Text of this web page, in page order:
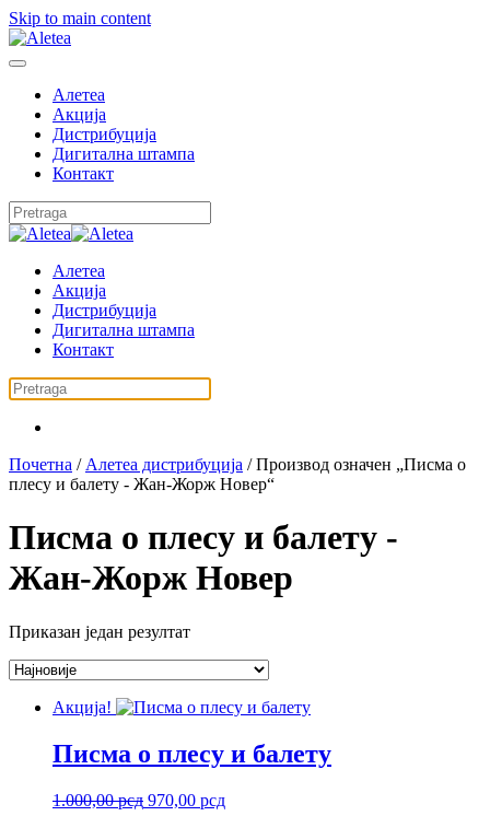
Skip to main content
Алетеа
Акција
Дистрибуција
Дигитална штампа
Контакт
Алетеа
Акција
Дистрибуција
Дигитална штампа
Контакт
Почетна / Алетеа дистрибуција / Производ oзначен „Писма о
плесу и балету - Жан-Жорж Новер“
Писма о плесу и балету -
Жан-Жорж Новер
Приказан један резултат
Акција!
Писма о плесу и балету
1.000,00рсд Оригинална
970,00 рсдТренутна